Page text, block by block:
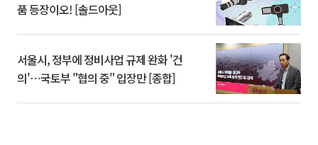
품 등장이오! [솔드아웃]
서울시, 정부에 정비사업 규제 완화 '건
의'⋯국토부 "협의 중" 입장만 [종합]